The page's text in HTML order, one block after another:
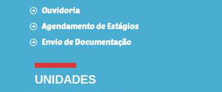
Ouvidoria
Agendamento de Estágios
Envio de Documentação
UNIDADES